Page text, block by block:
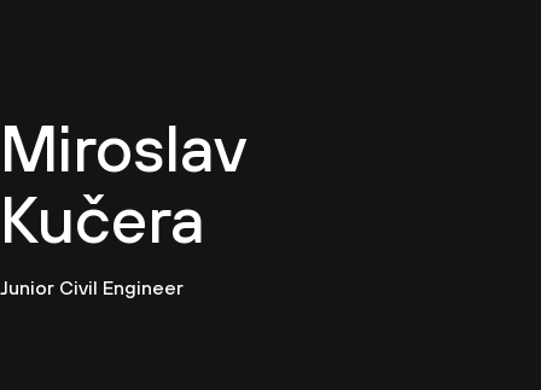
Miroslav
Kučera
Junior Civil Engineer